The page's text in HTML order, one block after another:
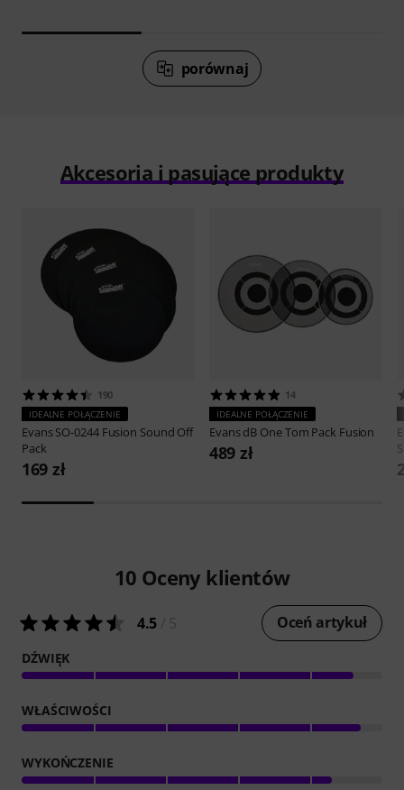
porównaj
Akcesoria i pasujące produkty
190
IDEALNE POŁĄCZENIE
EvansSO-0244 Fusion Sound Off
Pack
169 zł
14
IDEALNE POŁĄCZENIE
EvansdB One Tom Pack Fusion
489 zł
10 Oceny klientów
4.5 Oceń artykuł
DŹWIĘK
WŁAŚCIWOŚCI
WYKOŃCZENIE